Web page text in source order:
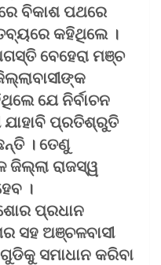
ବିକାଶ ପଥରେ
କହିଥିଲେ ।
ବେହେରା ମଞ୍ଚ
ଯେ ନିର୍ବାଚନ
ଯାହାବି ପ୍ରତିଶ୍ରୁତି
। ତେଣୁ
ରାଜସ୍ୱ
।
ପ୍ରଧାନ
ସହ ଅଞ୍ଚଳବାସୀ
ସମାଧାନ କରିବା